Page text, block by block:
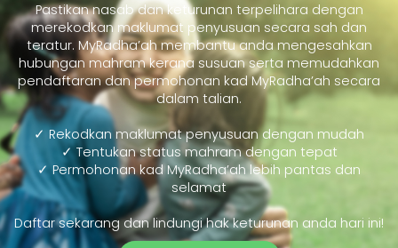
Pastikan nasab dan keturunan terpelihara dengan
merekodkan maklumat penyusuan secara sah dan
teratur. MyRadha’ah membantu anda mengesahkan
hubungan mahram kerana susuan serta memudahkan
pendaftaran dan permohonan kad MyRadha’ah secara
dalam talian.
✓ Rekodkan maklumat penyusuan dengan mudah
✓ Tentukan status mahram dengan tepat
✓ Permohonan kad MyRadha’ah lebih pantas dan
selamat
Daftar sekarang dan lindungi hak keturunan anda hari ini!